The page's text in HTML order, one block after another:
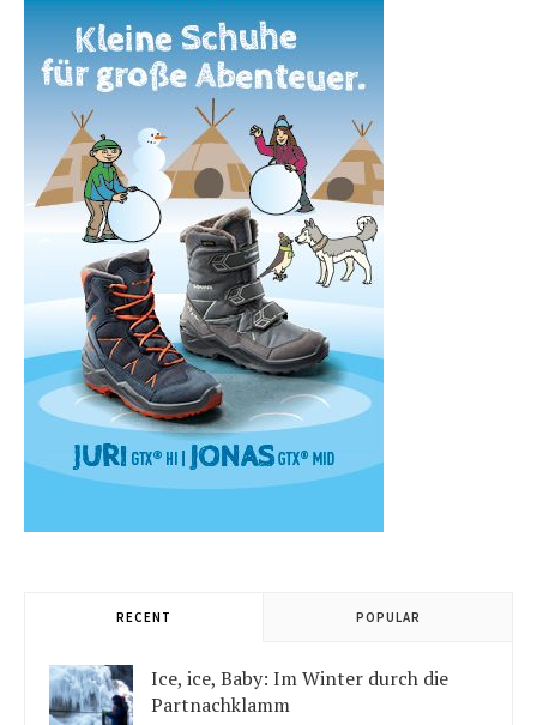
RECENT POPULAR
Ice, ice, Baby: Im Winter durch die
Partnachklamm